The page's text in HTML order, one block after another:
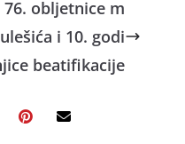
obljetnice m
i 10. godi
beatifikacije